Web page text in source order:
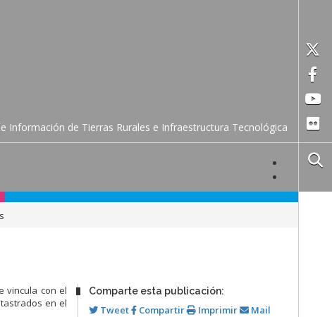
Información de Tierras Rurales e Infraestructura Tecnológica
vincula con el
en el
Comparte esta publicación:
Tweet Compartir Imprimir Mail